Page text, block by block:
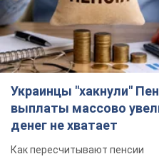
Украинцы "хакнули"
выплаты массово
денег не хватает
Как пересчитывают пенсии